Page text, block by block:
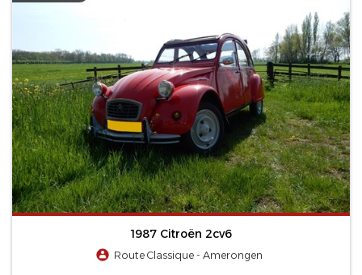
1987 Citroën 2cv6
Route Classique - Amerongen